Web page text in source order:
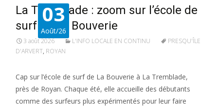
03
Août/26
La Tremblade : zoom sur l’école de
surf de La Bouverie
3 août 2026 L'INFO LOCALE EN CONTINU
PRESQU'ÎLE
D'ARVERT, ROYAN
Cap sur l’école de surf de La Bouverie à La Tremblade,
près de Royan. Chaque été, elle accueille des débutants
comme des surfeurs plus expérimentés pour leur faire